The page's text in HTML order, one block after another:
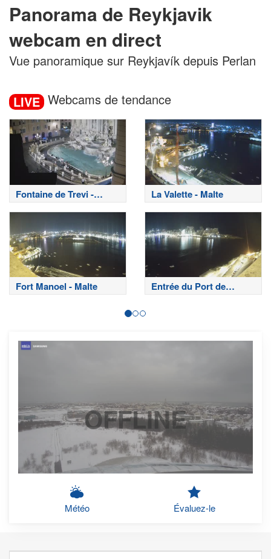
Panorama de Reykjavik
webcam en direct
Vue panoramique sur Reykjavík depuis Perlan
LIVE Webcams de tendance
Fontaine de Trevi -
Rome
La Valette - Malte
Fort Manoel - Malte
Entrée du Port de
Sliema
OFFLINE
Météo Évaluez-le